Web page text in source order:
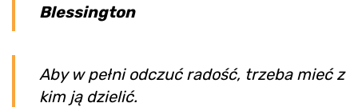
Blessington
Aby w pełni odczuć radość, trzeba mieć z
kim ją dzielić.